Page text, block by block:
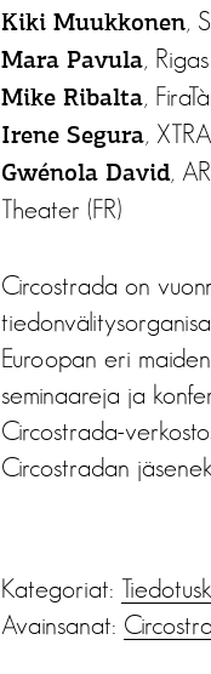
Kiki Muukkonen,
Mara Pavula,
Mike Ribalta,
Irene Segura,
Gwénola David,
Theater (FR)
Circostrada on
Euroopan eri
seminaareja ja
Circostrada-
Circostradan
Kategoriat:
Avainsanat: